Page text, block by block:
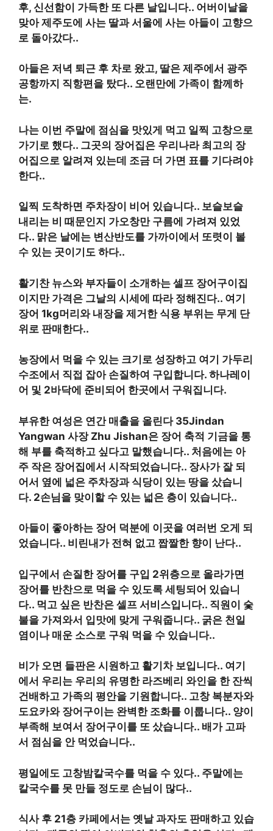
후, 신선함이 가득한 또 다른 날입니다.. 어버이날을
맞아 제주도에 사는 딸과 서울에 사는 아들이 고향으
로 돌아갔다..
아들은 저녁 퇴근 후 차로 왔고, 딸은 제주에서 광주
공항까지 직항편을 탔다.. 오랜만에 가족이 함께하
는.
나는 이번 주말에 점심을 맛있게 먹고 일찍 고창으로
가기로 했다.. 그곳의 장어집은 우리나라 최고의 장
어집으로 알려져 있는데 조금 더 가면 표를 기다려야
한다..
일찍 도착하면 주차장이 비어 있습니다.. 보슬보슬
내리는 비 때문인지 가오창만 구름에 가려져 있었
다.. 맑은 날에는 변산반도를 가까이에서 또렷이 볼
수 있는 곳이기도 하다..
활기찬 뉴스와 부자들이 소개하는 셀프 장어구이집
이지만 가격은 그날의 시세에 따라 정해진다.. 여기
장어 1kg머리와 내장을 제거한 식용 부위는 무게 단
위로 판매한다..
농장에서 먹을 수 있는 크기로 성장하고 여기 가두리
수조에서 직접 잡아 손질하여 구입합니다. 하나레이
어 및 2바닥에 준비되어 한곳에서 구워집니다.
부유한 여성은 연간 매출을 올린다 35Jindan
Yangwan 사장 Zhu Jishan은 장어 축적 기금을 통
해 부를 축적하고 싶다고 말했습니다.. 처음에는 아
주 작은 장어집에서 시작되었습니다.. 장사가 잘 되
어서 옆에 넓은 주차장과 식당이 있는 땅을 샀습니
다. 2손님을 맞이할 수 있는 넓은 층이 있습니다..
아들이 좋아하는 장어 덕분에 이곳을 여러번 오게 되
었습니다.. 비린내가 전혀 없고 짭짤한 향이 난다..
입구에서 손질한 장어를 구입 2위층으로 올라가면
장어를 반찬으로 먹을 수 있도록 세팅되어 있습니
다.. 먹고 싶은 반찬은 셀프 서비스입니다.. 직원이 숯
불을 가져와서 입맛에 맞게 구워줍니다.. 굵은 천일
염이나 매운 소스로 구워 먹을 수 있습니다..
비가 오면 들판은 시원하고 활기차 보입니다.. 여기
에서 우리는 우리의 유명한 라즈베리 와인을 한 잔씩
건배하고 가족의 평안을 기원합니다.. 고창 복분자와
도요카와 장어구이는 완벽한 조화를 이룹니다.. 양이
부족해 보여서 장어구이를 또 샀습니다.. 배가 고파
서 점심을 안 먹었습니다..
평일에도 고창밤칼국수를 먹을 수 있다.. 주말에는
칼국수를 못 만들 정도로 손님이 많다..
식사 후 21층 카페에서는 옛날 과자도 판매하고 있습